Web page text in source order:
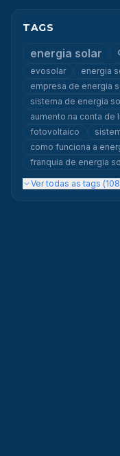
TAGS
energia solar
evosolar energia
empresa de energia
sistema de energia
aumento na conta de
fotovoltaico
como funciona a
franquia de energia
Ver todas as tags (108